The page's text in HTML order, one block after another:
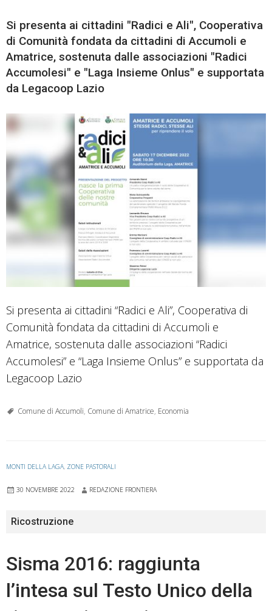
Si presenta ai cittadini "Radici e Ali", Cooperativa
di Comunità fondata da cittadini di Accumoli e
Amatrice, sostenuta dalle associazioni "Radici
Accumolesi" e "Laga Insieme Onlus" e supportata
da Legacoop Lazio
Si presenta ai cittadini “Radici e Ali”, Cooperativa di
Comunità fondata da cittadini di Accumoli e
Amatrice, sostenuta dalle associazioni “Radici
Accumolesi” e “Laga Insieme Onlus” e supportata da
Legacoop Lazio
Comune di Accumoli, Comune di Amatrice, Economia
MONTI DELLA LAGA, ZONE PASTORALI
30 NOVEMBRE 2022 REDAZIONE FRONTIERA
Ricostruzione
Sisma 2016: raggiunta
l’intesa sul Testo Unico della